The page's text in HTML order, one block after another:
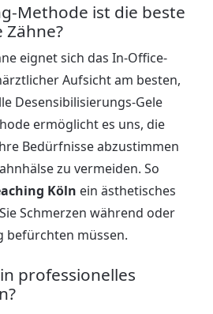
Methode ist die beste
eignet sich das In-Office-
Aufsicht am besten,
Desensibilisierungs-Gele
ermöglicht es uns, die
Bedürfnisse abzustimmen
zu vermeiden. So
Köln ein ästhetisches
Schmerzen während oder
befürchten müssen.
professionelles